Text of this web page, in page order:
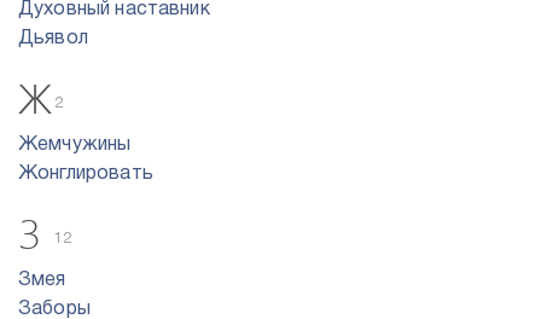
Духовный наставник
Дьявол
Ж 2
Жемчужины
Жонглировать
З 12
Змея
Заборы